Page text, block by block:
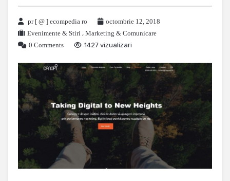
pr [ @ ] ecompedia ro
octombrie 12, 2018
Evenimente & Stiri , Marketing & Comunicare
0 Comments
1427 vizualizari